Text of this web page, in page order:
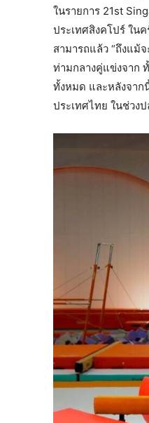
ในรายการ 21st
ประเทศสิงคโปร์ ใน
สามารถแล้ว “ถึงแม้
ท่ามกลางคู่แข่งจาก
ทั้งหมด และหลังจาก
ประเทศไทย ในช่วง